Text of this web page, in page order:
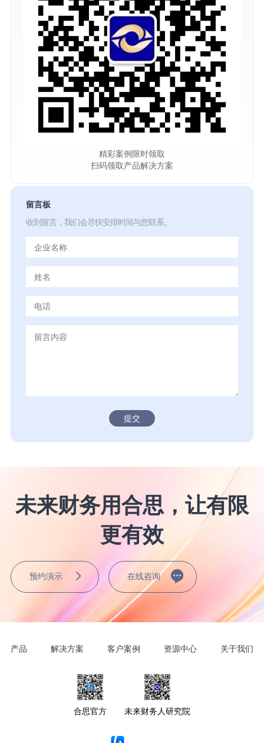
精彩案例限时领取
扫码领取产品解决方案
留言板
收到留言，我们会尽快安排时间与您联系。
提交
未来财务用合思，让有限
更有效
预约演示 在线咨询
产品 解决方案 客户案例 资源中心 关于我们
合思官方 未来财务人研究院